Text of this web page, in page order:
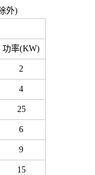
外)
功率(KW)
2
4
25
6
9
15